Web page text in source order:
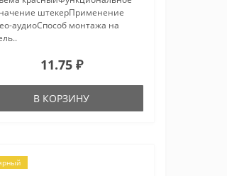
штекерПрименение
аудиоСпособ монтажа на
11.75 ₽
В КОРЗИНУ